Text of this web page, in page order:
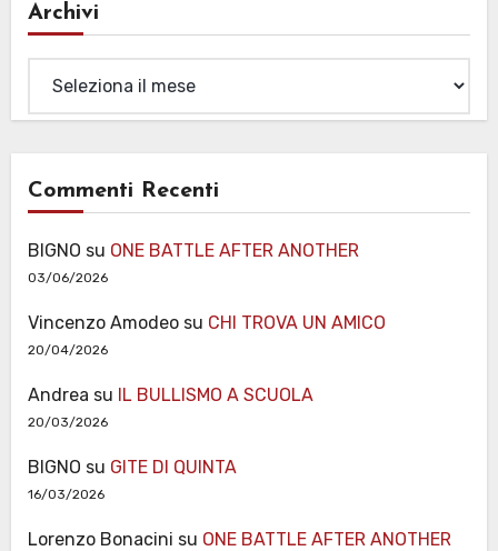
Archivi
Commenti Recenti
BIGNO su ONE BATTLE AFTER ANOTHER
03/06/2026
Vincenzo Amodeosu CHI TROVA UN AMICO
20/04/2026
Andrea su IL BULLISMO A SCUOLA
20/03/2026
BIGNO su GITE DI QUINTA
16/03/2026
Lorenzo Bonacini su ONE BATTLE AFTER ANOTHER